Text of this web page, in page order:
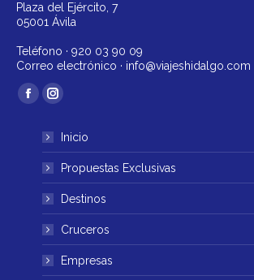
Plaza del Ejército, 7
05001 Ávila
Teléfono · 920 03 90 09
Correo electrónico · info@viajeshidalgo.com
Encuéntranos en:
Facebook
abre
una
ventana
Instagram
se
abre
en
una
ventana
Inicio
Propuestas Exclusivas
Destinos
Cruceros
Empresas